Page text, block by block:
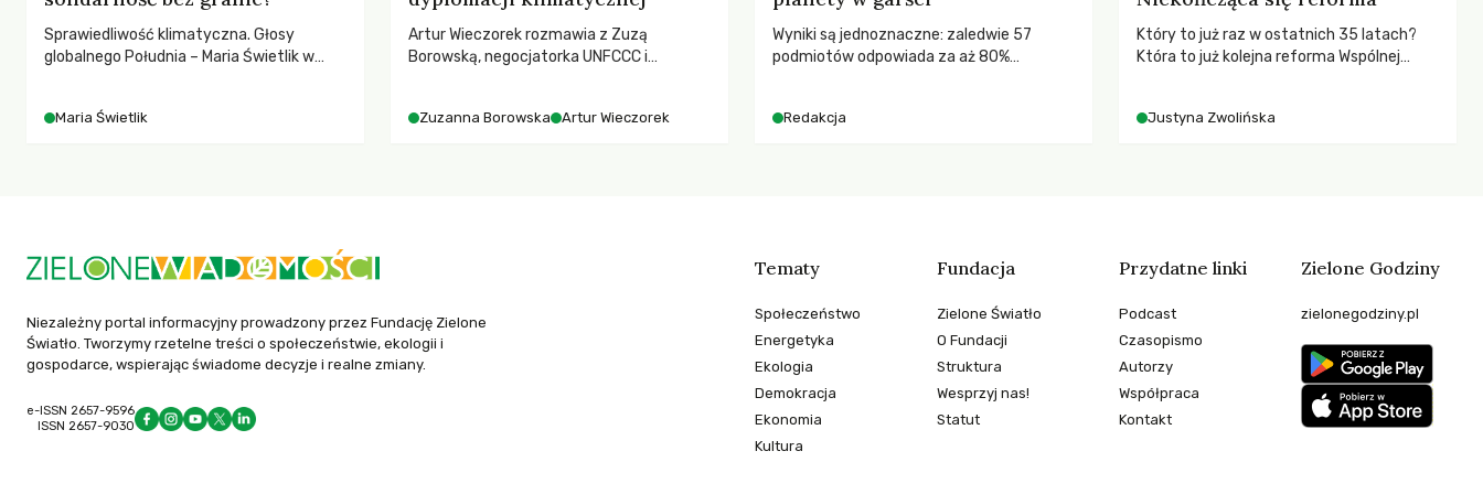
Sprawiedliwość klimatyczna. Głosy
globalnego Południa – Maria Świetlik w
Maria Świetlik
Artur Wieczorek rozmawia z Zuzą
Borowską, negocjatorka UNFCCC i
ruchach klimatycznych
Zuzanna Borowska Artur Wieczorek
Wyniki są jednoznaczne: zaledwie 57
podmiotów odpowiada za aż 80%
Redakcja
Który to już raz w ostatnich 35 latach?
Która to już kolejna reforma Wspólnej
społeczne?
Justyna Zwolińska
Niezależny portal informacyjny prowadzony przez Fundację Zielone
Światło. Tworzymy rzetelne treści o społeczeństwie, ekologii i
gospodarce, wspierając świadome decyzje i realne zmiany.
e-ISSN 2657-9596
ISSN 2657-9030
Tematy
Społeczeństwo
Energetyka
Ekologia
Demokracja
Ekonomia
Kultura
Fundacja
Zielone Światło
O Fundacji
Struktura
Wesprzyj nas!
Statut
Przydatne linki
Podcast
Czasopismo
Autorzy
Współpraca
Kontakt
Zielone Godziny
zielonegodziny.pl